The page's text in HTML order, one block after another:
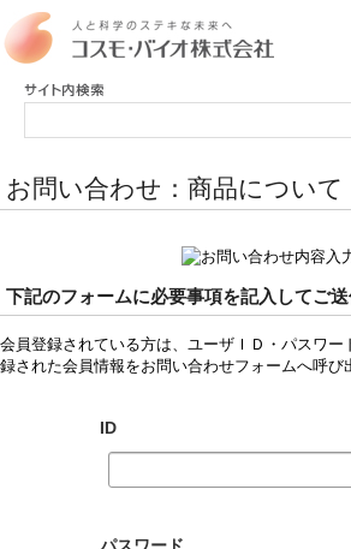
お問い合わせ：商品について
下記のフォームに必要事項を記入してご送
会員登録されている方は、ユーザＩＤ・パスワー
録された会員情報をお問い合わせフォームへ呼び
ID